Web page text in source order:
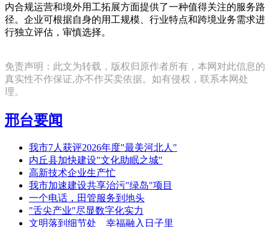
内合规运营和境外用工拓展方面提供了一种值得关注的服务路
径。企业可根据自身的用工规模、行业特点和跨境业务需求进
行独立评估，审慎选择。
免责声明：此文为转载，版权归原作者所有，本网对此信息的
真实性不作保证,亦不作买卖依据。如有侵权，联系本网处
理。
邢台要闻
我市7人获评2026年度"最美河北人"
内丘县加快建设"文化助眠之城"
高新技术企业生产忙
我市加速建设共享治污"绿岛"项目
一个电话，田管服务到地头
"舌尖产业"尽显数字化实力
文明落到细节处 幸福融入日子里